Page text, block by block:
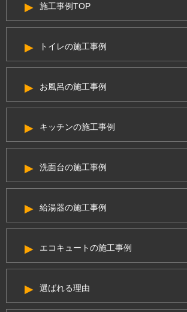
施工事例TOP
トイレの施工事例
お風呂の施工事例
キッチンの施工事例
洗面台の施工事例
給湯器の施工事例
エコキュートの施工事例
選ばれる理由